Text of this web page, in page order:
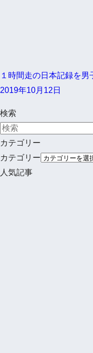
１時間走の日本記録を
2019年10月12日
検索
カテゴリー
カテゴリー
人気記事